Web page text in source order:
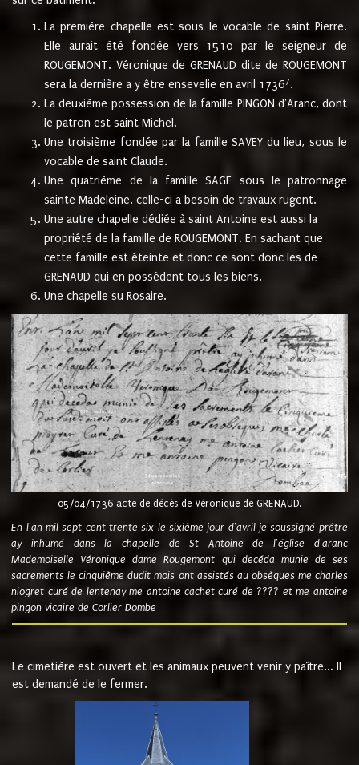
La première chapelle est sous le vocable de saint Pierre.
Elle aurait été fondée vers 1510 par le seigneur de
ROUGEMONT. Véronique de GRENAUD dite de ROUGEMONT
sera la dernière a y être ensevelie en avril 17367.
La deuxième possession de la famille PINGON d'Aranc, dont
le patron est saint Michel.
Une troisième fondée par la famille SAVEY du lieu, sous le
vocable de saint Claude.
Une quatrième de la famille SAGE sous le patronnage
sainte Madeleine. celle-ci a besoin de travaux rugent.
Une autre chapelle dédiée à saint Antoine est aussi la
propriété de la famille de ROUGEMONT. En sachant que
cette famille est éteinte et donc ce sont donc les de
GRENAUD qui en possèdent tous les biens.
Une chapelle su Rosaire.
05/04/1736 acte de décès de Véronique de GRENAUD.
En l'an mil sept cent trente six le sixième jour d'avril je soussigné prêtre
ay inhumé dans la chapelle de St Antoine de l'église d'aranc
Mademoiselle Véronique dame Rougemont qui decéda munie de ses
sacrements le cinquième dudit mois ont assistés au obsèques me charles
niogret curé de lentenay me antoine cachet curé de ???? et me antoine
pingon vicaire de Corlier Dombe
Le cimetière est ouvert et les animaux peuvent venir y paître... Il
est demandé de le fermer.